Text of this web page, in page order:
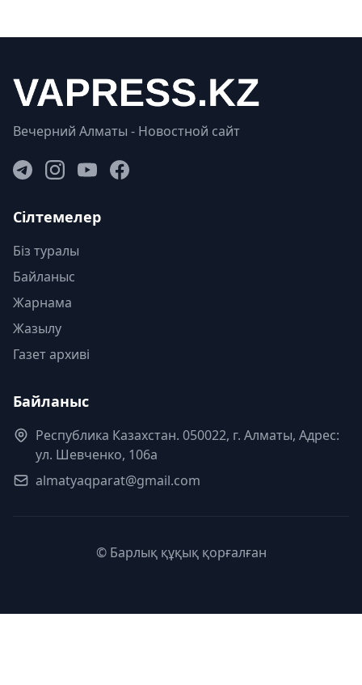
Вечерний Алматы - Новостной сайт
Сілтемелер
Біз туралы
Байланыс
Жарнама
Жазылу
Газет архиві
Байланыс
Республика Казахстан. 050022, г. Алматы, Адрес:
ул. Шевченко, 106а
almatyaqparat@gmail.com
© Барлық құқық қорғалған